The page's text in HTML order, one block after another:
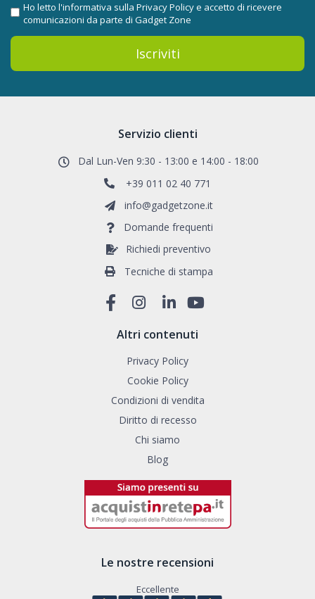
Iscriviti
Ho letto l'informativa sulla Privacy Policye accetto di ricevere
comunicazioni da parte di Gadget Zone
Servizio clienti
Dal Lun-Ven 9:30 - 13:00 e 14:00 - 18:00
+39 011 02 40 771
info@gadgetzone.it
Domande frequenti
Richiedi preventivo
Tecniche di stampa
Altri contenuti
Privacy Policy
Cookie Policy
Condizioni di vendita
Diritto di recesso
Chi siamo
Blog
Le nostre recensioni
Eccellente